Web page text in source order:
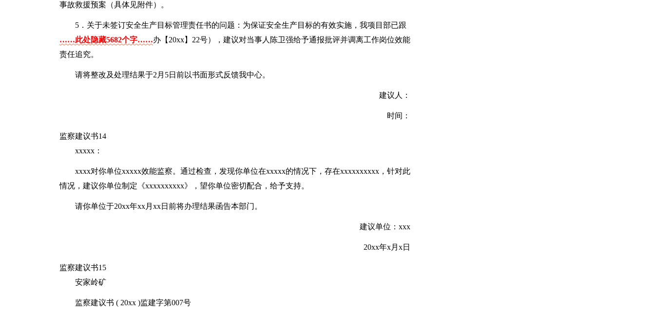
事故救援预案（具体见附件）。
5．关于未签订安全生产目标管理责任书的问题：为保证安全生产目标的有效实施，我项目部已跟
……此处隐藏5682个字……办【20xx】22号），建议对当事人陈卫强给予通报批评并调离工作岗位效能
责任追究。
请将整改及处理结果于2月5日前以书面形式反馈我中心。
建议人：
时间：
监察建议书14
xxxxx：
xxxx对你单位xxxxx效能监察。通过检查，发现你单位在xxxxx的情况下，存在xxxxxxxxxx，针对此
情况，建议你单位制定《xxxxxxxxxx》，望你单位密切配合，给予支持。
请你单位于20xx年xx月xx日前将办理结果函告本部门。
建议单位：xxx
20xx年x月x日
监察建议书15
安家岭矿
监察建议书 ( 20xx )监建字第007号